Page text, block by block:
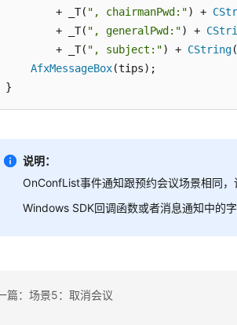
        + _T(
", chairmanPwd:") +
        + _T(
", generalPwd:") +
        + _T(
", subject:") + CString
AfxMessageBox(tips);
说明：
OnConfList事件通知跟预约会议场景相同，
Windows SDK回调函数或者消息通知中的
篇：场景5：取消会议